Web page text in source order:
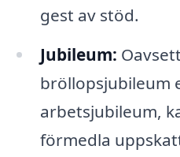
gest av stöd.
Jubileum:
bröllopsjubileum
arbetsjubileum,
förmedla